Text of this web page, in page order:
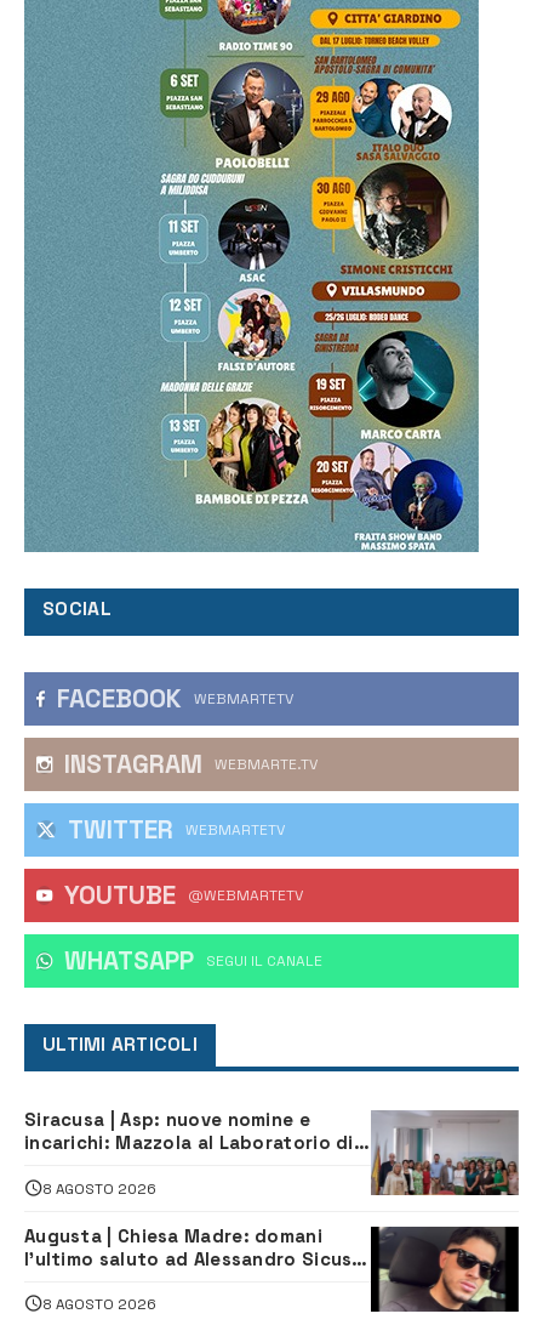
SOCIAL
FACEBOOK WEBMARTETV
INSTAGRAM WEBMARTE.TV
TWITTER WEBMARTETV
YOUTUBE @WEBMARTETV
WHATSAPP ‎SEGUI IL CANALE
ULTIMI ARTICOLI
Siracusa | Asp: nuove nomine e
incarichi: Mazzola al Laboratorio di
Servizio Legale
8 AGOSTO 2026
Augusta | Chiesa Madre: domani
l’ultimo saluto ad Alessandro Sicuso,
8 AGOSTO 2026